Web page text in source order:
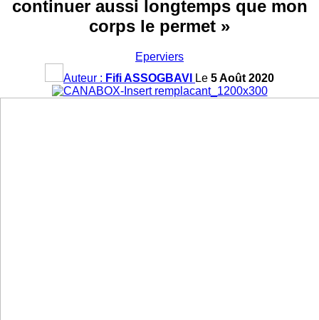
continuer aussi longtemps que mon
corps le permet »
Eperviers
Auteur : Fifi ASSOGBAVI Le 5 Août 2020